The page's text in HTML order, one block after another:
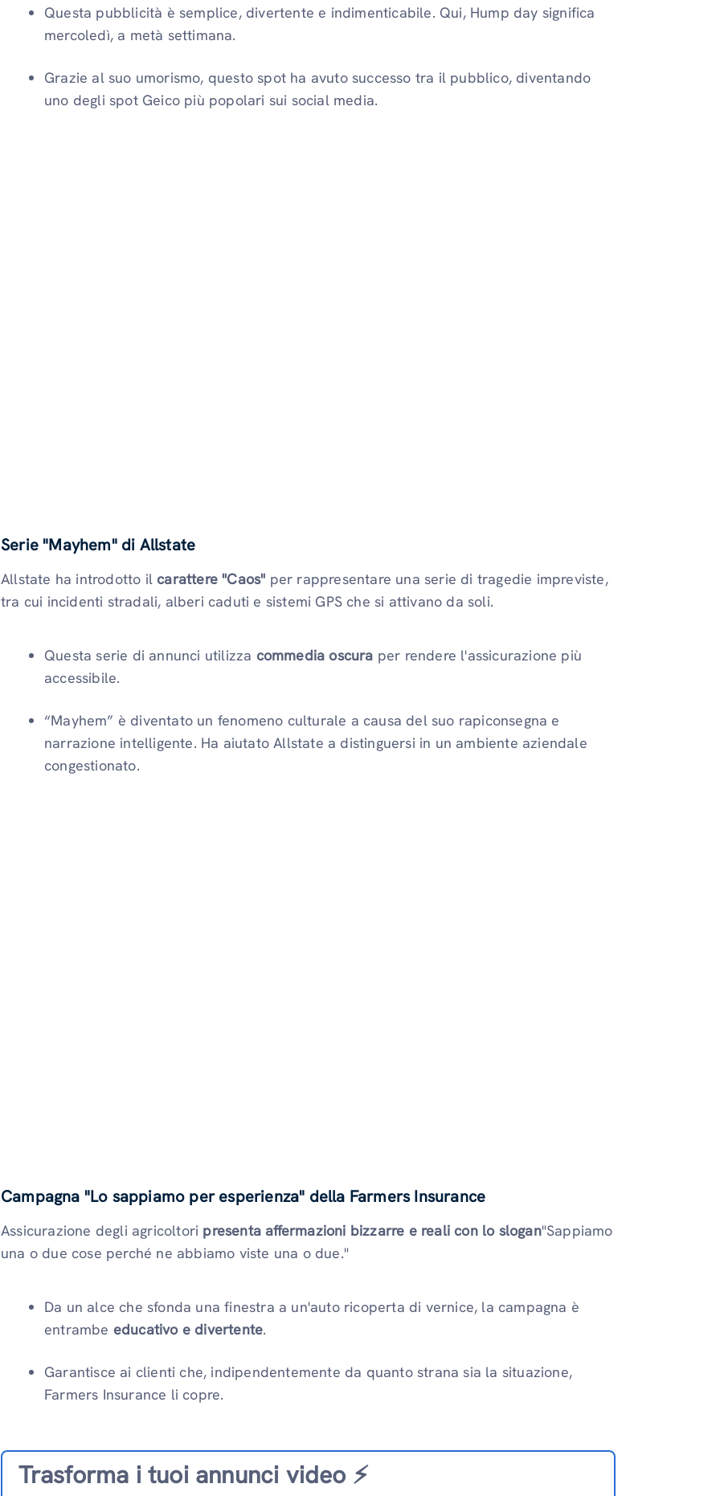
Questa pubblicità è semplice, divertente e indimenticabile. Qui, Hump day significa
mercoledì, a metà settimana.
Grazie al suo umorismo, questo spot ha avuto successo tra il pubblico, diventando
uno degli spot Geico più popolari sui social media.
Serie "Mayhem" di Allstate
Allstate ha introdotto il carattere "Caos" per rappresentare una serie di tragedie impreviste,
tra cui incidenti stradali, alberi caduti e sistemi GPS che si attivano da soli.
Questa serie di annunci utilizza commedia oscura per rendere l'assicurazione più
accessibile.
“Mayhem” è diventato un fenomeno culturale a causa del suo rapiconsegna e
narrazione intelligente. Ha aiutato Allstate a distinguersi in un ambiente aziendale
congestionato.
Campagna "Lo sappiamo per esperienza" della Farmers Insurance
Assicurazione degli agricoltori presenta affermazioni bizzarre e reali con lo slogan"Sappiamo
una o due cose perché ne abbiamo viste una o due."
Da un alce che sfonda una finestra a un'auto ricoperta di vernice, la campagna è
entrambe educativo e divertente.
Garantisce ai clienti che, indipendentemente da quanto strana sia la situazione,
Farmers Insurance li copre.
Trasforma i tuoi annunci video ⚡️